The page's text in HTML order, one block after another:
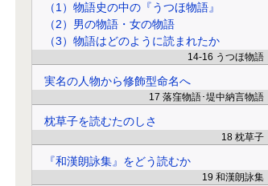
（1）物語史の中の『うつほ物語』
（2）男の物語・女の物語
（3）物語はどのように読まれたか
14-16 うつほ物語
実名の人物から修飾型命名へ
17 落窪物語･堤中納言物語
枕草子を読むたのしさ
18 枕草子
『和漢朗詠集』をどう読むか
19 和漢朗詠集